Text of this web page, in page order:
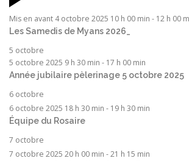
Mis en avant 4 octobre 2025 10 h 00 min - 12 h 00
Les Samedis de Myans 2026_
5 octobre
5 octobre 2025 9 h 30 min - 17 h 00 min
Année jubilaire pèlerinage 5 octobre 2025
6 octobre
6 octobre 2025 18 h 30 min - 19 h 30 min
Équipe du Rosaire
7 octobre
7 octobre 2025 20 h 00 min -21 h 15 min